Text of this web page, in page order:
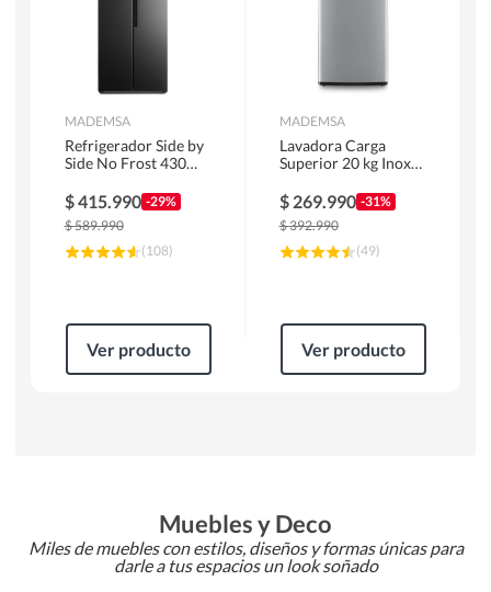
MADEMSA
Refrigerador Side by
Side No Frost 430
MAS430B
$415.990 -29%
$589.990
(108)
Ver producto
MADEMSA
Lavadora Carga
Superior 20 kg Inox
$ 269.990 -31%
$392.990
(49)
Ver producto
Muebles y Deco
Miles de muebles con estilos, diseños y formas únicas para
darle a tus espacios un look soñado